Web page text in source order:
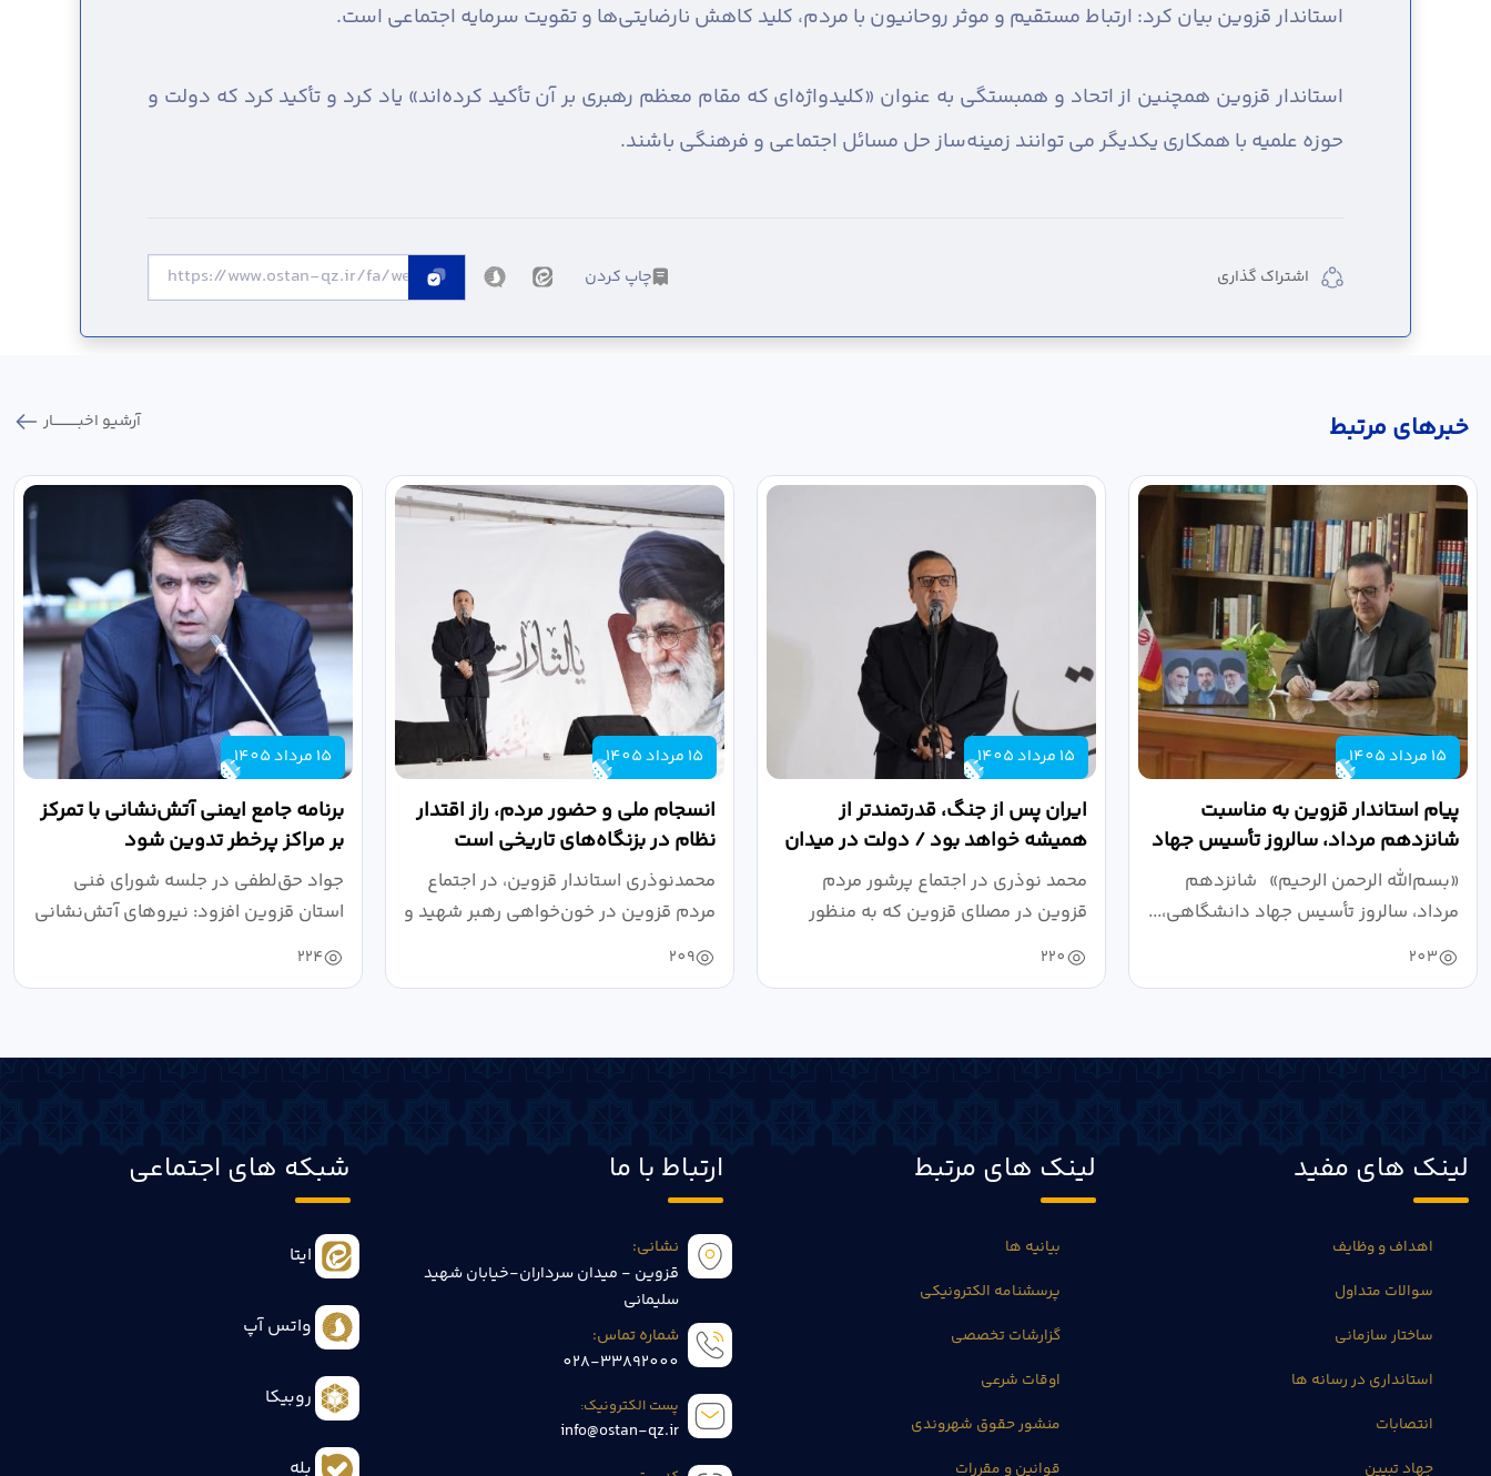
استاندار قزوین بیان کرد: ارتباط مستقیم و موثر روحانیون با مردم، کلید کاهش نارضایتی‌ها و تقویت سرمایه اجتماعی است.
استاندار قزوین همچنین از اتحاد و همبستگی به عنوان «کلیدواژه‌ای که مقام معظم رهبری بر آن تأکید کرده‌اند» یاد کرد و تأکید کرد که دولت و
حوزه علمیه با همکاری یکدیگر می توانند زمینه‌ساز حل مسائل اجتماعی و فرهنگی باشند.
اشتراک گذاری چاپ کردن
خبر‌های مرتبط آرشیو اخبـــــــــــار
15 مرداد 1405
پیام استاندار قزوین به مناسبت
شانزدهم مرداد، سالروز تأسیس جهاد
دانشگاهی
«بسم‌الله الرحمن الرحیم» شانزدهم
مرداد، سالروز تأسیس جهاد دانشگاهی،...
203
15 مرداد 1405
ایران پس از جنگ، قدرتمندتر از
همیشه خواهد بود / دولت در میدان
نبرد اقتصادی،...
محمد نوذری در اجتماع پرشور مردم
قزوین در مصلای قزوین که به منظور
خون‌خواهی...
220
15 مرداد 1405
انسجام ملی و حضور مردم، راز اقتدار
نظام در بزنگاه‌های تاریخی است
محمدنوذری استاندار قزوین، در اجتماع
مردم قزوین در خون‌خواهی رهبر شهید و
حمایت...
209
15 مرداد 1405
برنامه جامع ایمنی آتش‌نشانی با تمرکز
بر مراکز پرخطر تدوین شود
جواد حق‌لطفی در جلسه شورای فنی
استان قزوین افزود: نیروهای آتش‌نشانی
طی سال...
224
لینک های مفید
اهداف و وظایف
سوالات متداول
ساختار سازمانی
استانداری در رسانه ها
انتصابات
جهاد تبیین
لینک های مرتبط
بیانیه ها
پرسشنامه الکترونیکی
گزارشات تخصصی
اوقات شرعی
منشور حقوق شهروندی
قوانین و مقررات
ارتباط با ما
نشانی:
قزوین - میدان سرداران-خیابان شهید
سلیمانی
شماره تماس:
028-33892000
پست الکترونیک:
info@ostan-qz.ir
شبکه های اجتماعی
ایتا
واتس آپ
روبیکا
بله